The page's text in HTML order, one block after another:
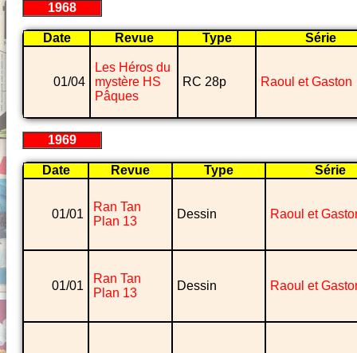
1968
Date Revue Type Série
01/04
Les Héros du
mystère HS
Pâques
RC 28p Raoul et Gaston
1969
Date Revue Type Série
01/01
Ran Tan
Plan 13
Dessin Raoul et
01/01
Ran Tan
Plan 13
Dessin Raoul et